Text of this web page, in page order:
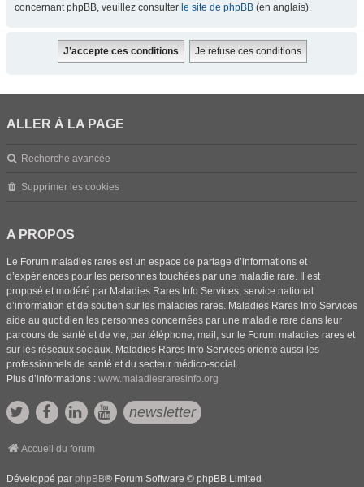
concernant phpBB, veuillez consulter le site de phpBB (en anglais).
ALLER À LA PAGE
Recherche avancée
Supprimer les cookies
A PROPOS
Le Forum maladies rares est un espace de partage d’informations et
d’expériences pour les personnes touchées par une maladie rare. Il est
proposé et modéré par Maladies Rares Info Services, service national
d’information et de soutien sur les maladies rares. Maladies Rares Info Services
aide au quotidien les personnes concernées par une maladie rare dans leur
parcours de santé et de vie, par téléphone, mail, sur le Forum maladies rares et
sur les réseaux sociaux. Maladies Rares Info Services oriente aussi les
professionnels de santé et du secteur médico-social.
Plus d’informations : www.maladiesraresinfo.org
newsletter
Accueil du forum
Développé par phpBB® Forum Software © phpBB Limited